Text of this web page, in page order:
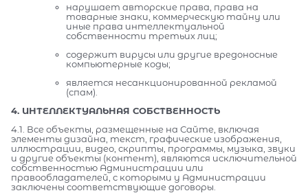
нарушает авторские права, права на
товарные знаки, коммерческую тайну или
иные права интеллектуальной
собственности третьих лиц;
содержит вирусы или другие вредоносные
компьютерные коды;
является несанкционированной рекламой
(спам).
4. ИНТЕЛЛЕКТУАЛЬНАЯ СОБСТВЕННОСТЬ
4.1. Все объекты, размещенные на Сайте, включая
элементы дизайна, текст, графические изображения,
иллюстрации, видео, скрипты, программы, музыка, звуки
и другие объекты (контент), являются исключительной
собственностью Администрации или
правообладателей, с которыми у Администрации
заключены соответствующие договоры.